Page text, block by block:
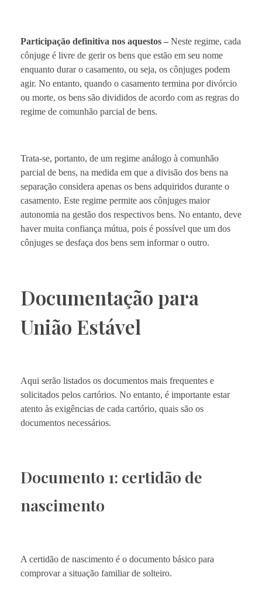
Participação definitiva nos aquestos – Neste regime, cada
cônjuge é livre de gerir os bens que estão em seu nome
enquanto durar o casamento, ou seja, os cônjuges podem
agir. No entanto, quando o casamento termina por divórcio
ou morte, os bens são divididos de acordo com as regras do
regime de comunhão parcial de bens.
Trata-se, portanto, de um regime análogo à comunhão
parcial de bens, na medida em que a divisão dos bens na
separação considera apenas os bens adquiridos durante o
casamento. Este regime permite aos cônjuges maior
autonomia na gestão dos respectivos bens. No entanto, deve
haver muita confiança mútua, pois é possível que um dos
cônjuges se desfaça dos bens sem informar o outro.
Documentação para
União Estável
Aqui serão listados os documentos mais frequentes e
solicitados pelos cartórios. No entanto, é importante estar
atento às exigências de cada cartório, quais são os
documentos necessários.
Documento 1: certidão de
nascimento
A certidão de nascimento é o documento básico para
comprovar a situação familiar de solteiro.